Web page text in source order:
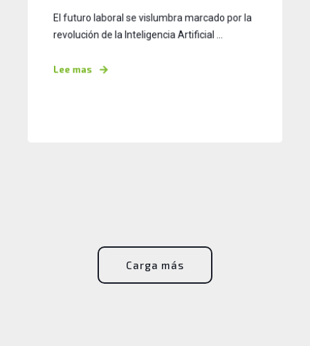
El futuro laboral se vislumbra marcado por la
revolución de la Inteligencia Artificial ...
Lee mas
Carga más